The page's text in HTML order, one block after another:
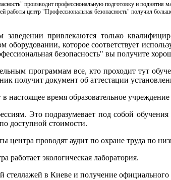
производит профессиональную подготовку и поднятия
работы центр "Профессиональная безопасность" получил
заведении привлекаются только
оборудовании, которое соответствует
безопасность" вы получите
программам все, кто проходит тут
получит документ об аттестации
настоящее время образовательное
Это подразумевает под собой
доступной стоимости.
центра проводят аудит по охране труда по
работает экологическая лаборатория.
стеллажей в Киеве и получение официального